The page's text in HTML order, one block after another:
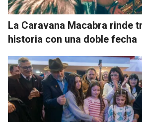
La Caravana Macabra rinde
historia con una doble fecha